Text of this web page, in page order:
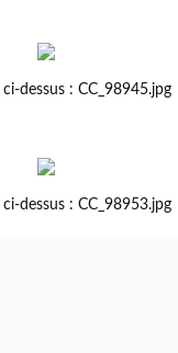
ci-dessus : CC_98945.jpg
ci-dessus : CC_98953.jpg